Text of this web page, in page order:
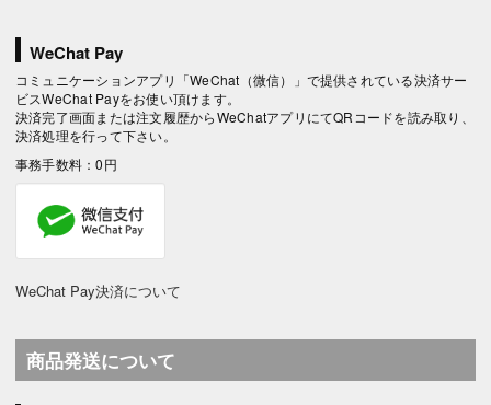
WeChat Pay
コミュニケーションアプリ「WeChat（微信）」で提供されている決済サー
ビスWeChat Payをお使い頂けます。
決済完了画面または注文履歴からWeChatアプリにてQRコードを読み取り、
決済処理を行って下さい。
事務手数料：0円
WeChat Pay決済について
商品発送について